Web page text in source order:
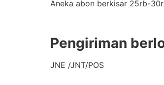
Aneka abon berkisar 25rb-
Pengiriman
JNE /JNT/POS